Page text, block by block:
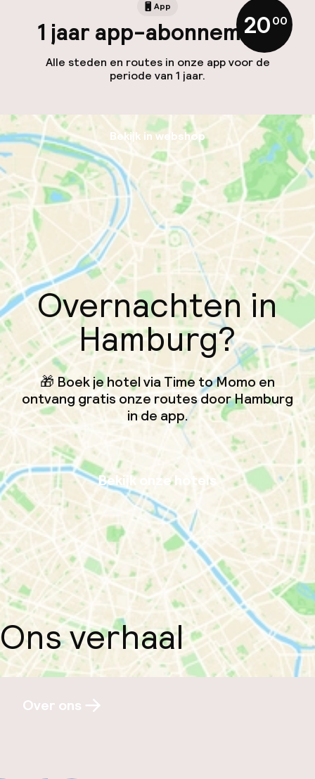
App
1 jaar app-abonnement
Alle steden en routes in onze app voor de
periode van 1 jaar.
20,00
Bekijk in webshop
Overnachten in
Hamburg?
🎁 Boek je hotel via Time to Momo en
ontvang gratis onze routes door Hamburg
in de app.
Bekijk onze hotels
Ons verhaal
Over ons